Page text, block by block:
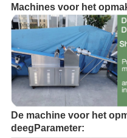
Machines voor het
De machine voor het
deeg Parameter: